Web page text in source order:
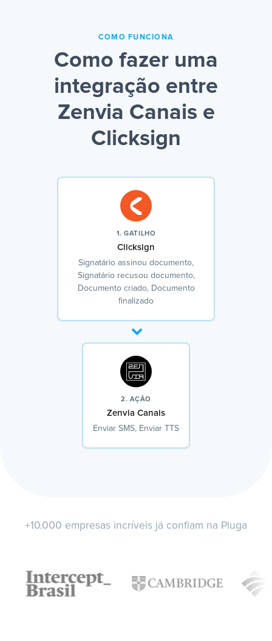
COMO FUNCIONA
Como fazer uma
integração entre
Zenvia Canais e
Clicksign
1. GATILHO
Clicksign
Signatário assinou documento,
Signatário recusou documento,
Documento criado, Documento
finalizado
2. AÇÃO
Zenvia Canais
Enviar SMS, Enviar TTS
+10.000 empresas incríveis já confiam na Pluga